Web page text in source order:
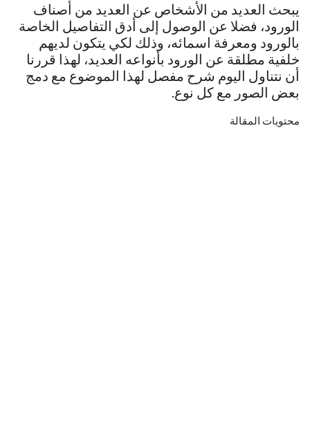
يبحث العديد من الأشخاص عن العديد من أصناف
الورود، فضلا عن الوصول إلى أدق التفاصيل الخاصة
بالورود ومعرفة اسمائه، وذلك لكي يتكون لديهم
خلفية مطلقة عن الورود بأنواعه العديد، لهذا قررنا
أن نتناول اليوم شرح مفصل لهذا الموضوع مع دمج
بعض الصور مع كل نوع.
محتويات المقالة